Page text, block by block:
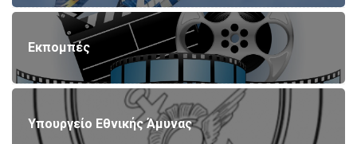
Εκπομπές
Υπουργείο Εθνικής Άμυνας